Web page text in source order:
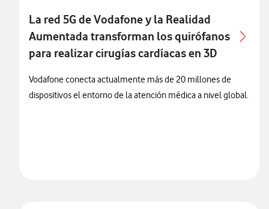
La red 5G de Vodafone y la Realidad
Aumentada transforman los quirófanos
para realizar cirugías cardíacas en 3D
Vodafone conecta actualmente más de 20 millones de
dispositivos el entorno de la atención médica a nivel global.